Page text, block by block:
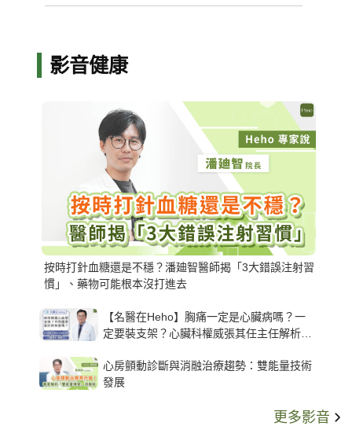
影音健康
按時打針血糖還是不穩？潘廸智醫師揭「3大錯誤注射習
慣」、藥物可能根本沒打進去
【名醫在Heho】胸痛一定是心臟病嗎？一
定要裝支架？心臟科權威張其任主任解析支
心房顫動診斷與消融治療趨勢：雙能量技術
發展
更多影音